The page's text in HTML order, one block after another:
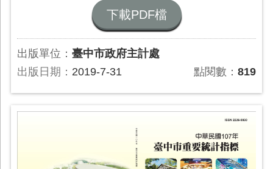
下載PDF檔
出版單位： 臺中市政府主計處
出版日期： 2019-7-31 點閱數：819